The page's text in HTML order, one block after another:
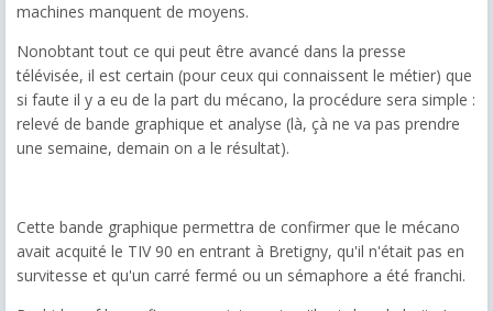
machines manquent de moyens.
Nonobtant tout ce qui peut être avancé dans la presse
télévisée, il est certain (pour ceux qui connaissent le métier) que
si faute il y a eu de la part du mécano, la procédure sera simple :
relevé de bande graphique et analyse (là, çà ne va pas prendre
une semaine, demain on a le résultat).
Cette bande graphique permettra de confirmer que le mécano
avait acquité le TIV 90 en entrant à Bretigny, qu'il n'était pas en
survitesse et qu'un carré fermé ou un sémaphore a été franchi.